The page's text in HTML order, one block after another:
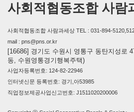
사회적협동조합 사람
사회적협동조합 사람과세상 TEL : 031-894-
mail : pns@pns.or.kr
[16686] 경기도 수원시 영통구 동탄지성로
동, 수원영통경기행복주택)
사업자등록번호: 124-82-22946
인터넷신문 등록번호: 경기,아53985
직업정보제공사업신고번호: J1511020200006